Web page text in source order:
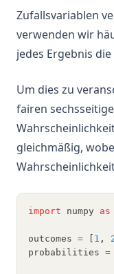
Zufallsvariablen
verwenden wir
jedes Ergebnis
Um dies zu
fairen
gleichmäßig,
import numpy as
outcomes = 1 ,
probabilities =